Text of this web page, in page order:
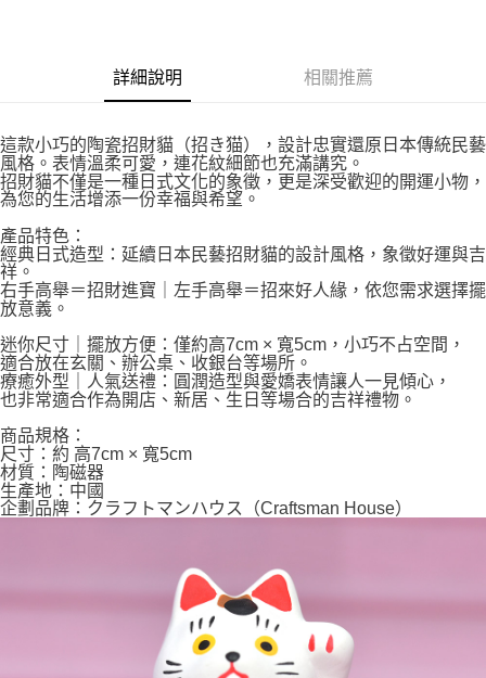
詳細說明 相關推薦
這款小巧的陶瓷招財貓（招き猫），設計忠實還原日本傳統民藝
風格。表情溫柔可愛，連花紋細節也充滿講究。
招財貓不僅是一種日式文化的象徵，更是深受歡迎的開運小物，
為您的生活增添一份幸福與希望。
產品特色：
經典日式造型：延續日本民藝招財貓的設計風格，象徵好運與吉
祥。
右手高舉＝招財進寶｜左手高舉＝招來好人緣，依您需求選擇擺
放意義。
迷你尺寸｜擺放方便：僅約高7cm × 寬5cm，小巧不占空間，
適合放在玄關、辦公桌、收銀台等場所。
療癒外型｜人氣送禮：圓潤造型與愛嬌表情讓人一見傾心，
也非常適合作為開店、新居、生日等場合的吉祥禮物。
商品規格：
尺寸：約 高7cm × 寬5cm
材質：陶磁器
生產地：中國
企劃品牌：クラフトマンハウス（Craftsman House）